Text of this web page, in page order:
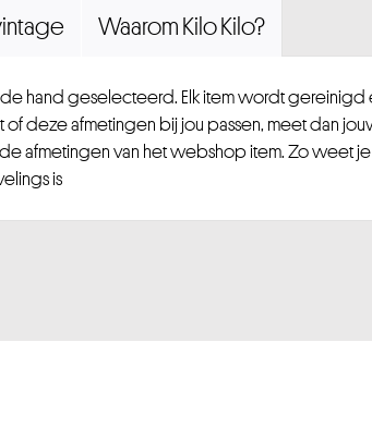
Waarom Kilo Kilo?
hand geselecteerd. Elk item wordt gereinigd
of deze afmetingen bij jou passen, meet dan
afmetingen van het webshop item. Zo weet
is